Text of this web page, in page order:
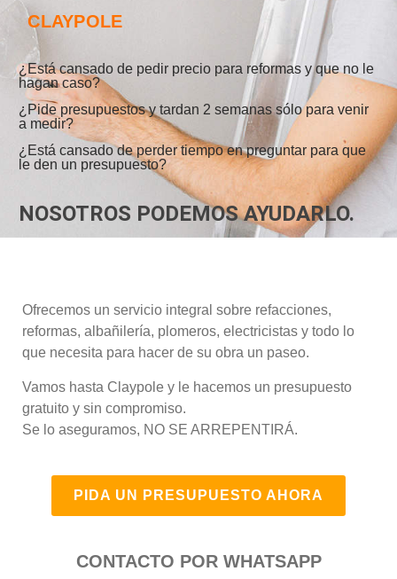
CLAYPOLE
¿Está cansado de pedir precio para reformas y que no le
hagan caso?
¿Pide presupuestos y tardan 2 semanas sólo para venir
a medir?
¿Está cansado de perder tiempo en preguntar para que
le den un presupuesto?
NOSOTROS PODEMOS AYUDARLO.
Ofrecemos un servicio integral sobre refacciones,
reformas, albañilería, plomeros, electricistas y todo lo
que necesita para hacer de su obra un paseo.
Vamos hasta Claypole y le hacemos un presupuesto
gratuito y sin compromiso.
Se lo aseguramos, NO SE ARREPENTIRÁ.
PIDA UN PRESUPUESTO AHORA
CONTACTO POR WHATSAPP